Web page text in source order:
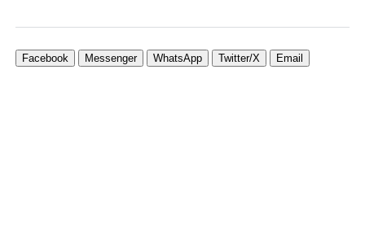
Facebook Messenger WhatsApp Twitter/X Email